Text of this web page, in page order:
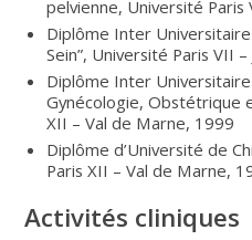
pelvienne, Université
Diplôme Inter Universitaire
Sein”, Université Paris VII
Diplôme Inter Universitaire
Gynécologie, Obstétrique
XII – Val de Marne, 1999
Diplôme d’Université de
Paris XII – Val de Marne,
Activités cliniques